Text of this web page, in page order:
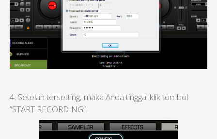
4. Setelah tersetting, maka Anda tinggal klik tombol
“START RECORDING”.